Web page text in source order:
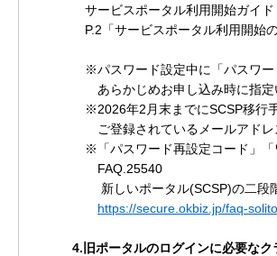
サービスポータル利用開始ガイド
P.2「サービスポータル利用開始の
※パスワード設定中に「パスワー
あらかじめお申し込み時に指定い
※2026年2月末までにSCSP移行手
ご登録されているメールアドレス
※「パスワード再設定コード」「ワ
FAQ.25540
新しいポータル(SCSP)の二段階
https://secure.okbiz.jp/faq-
4.旧ポータルのログインに必要な